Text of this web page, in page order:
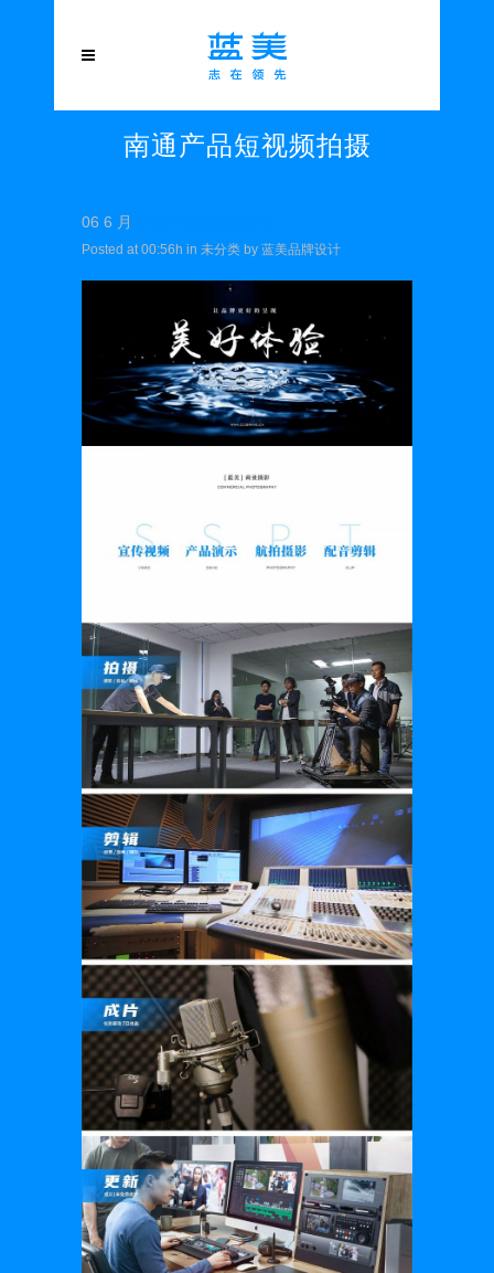
南通产品短视频拍摄
06 6 月
Posted at 00:56h in 未分类 by 蓝美品牌设计